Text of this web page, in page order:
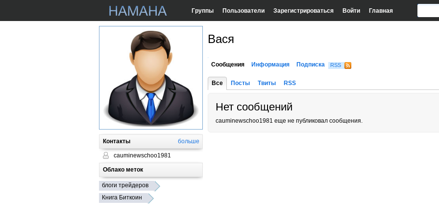
Группы Пользователи Зарегистрироваться Войти Главная
Контакты больше
cauminewschoo1981
Облако меток
блоги трейдеров
Книга Биткоин
Вася
Сообщения Информация Подписка RSS
Все Посты Твиты RSS
Нет сообщений
cauminewschoo1981 еще не публиковал сообщения.